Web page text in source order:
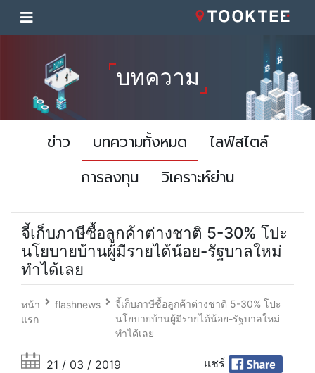
บทความ
ข่าว บทความทั้งหมด
ไลฟ์สไตล์
การลงทุน
วิเคราะห์ย่าน
จี้เก็บภาษีซื้อลูกค้าต่างชาติ 5-30% โปะ
นโยบายบ้านผู้มีรายได้น้อย-รัฐบาลใหม่
ทำได้เลย
หน้า
แรก
flashnews
จี้เก็บภาษีซื้อลูกค้าต่างชาติ 5-30% โปะ
นโยบายบ้านผู้มีรายได้น้อย-รัฐบาลใหม่
ทำได้เลย
21 / 03 / 2019 แชร์